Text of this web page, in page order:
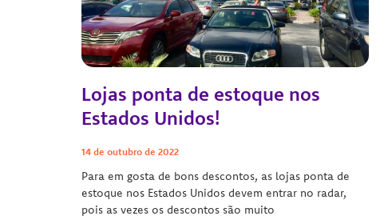
Lojas ponta de estoque nos
Estados Unidos!
14 de outubro de 2022
Para em gosta de bons descontos, as lojas ponta de
estoque nos Estados Unidos devem entrar no radar,
pois as vezes os descontos são muito